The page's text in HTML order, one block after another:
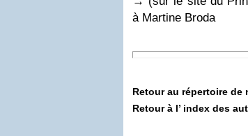
à Martine Broda
Retour au répertoire de
Retour à l’ index des